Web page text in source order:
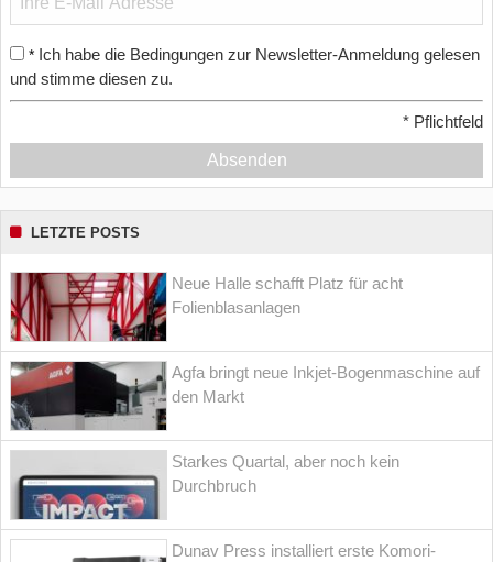
* Ich habe die Bedingungen zur Newsletter-Anmeldung gelesen
und stimme diesen zu.
* Pflichtfeld
Absenden
LETZTE POSTS
Neue Halle schafft Platz für acht
Folienblasanlagen
Agfa bringt neue Inkjet-Bogenmaschine auf
den Markt
Starkes Quartal, aber noch kein
Durchbruch
Dunav Press installiert erste Komori-